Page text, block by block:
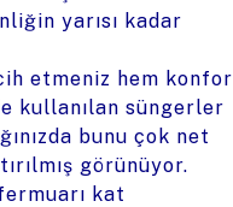
yarısı kadar
etmeniz hem konfor
kullanılan süngerler
bunu çok net
görünüyor.
kat